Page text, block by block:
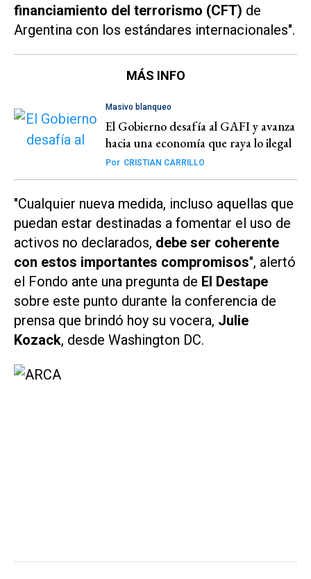
financiamiento del terrorismo (CFT) de
Argentina con los estándares internacionales".
MÁS INFO
Masivo blanqueo
El Gobierno desafía al GAFI y avanza
hacia una economía que raya lo ilegal
Por CRISTIAN CARRILLO
"Cualquier nueva medida, incluso aquellas que
puedan estar destinadas a fomentar el uso de
activos no declarados, debe ser coherente
con estos importantes compromisos", alertó
el Fondo ante una pregunta de El Destape
sobre este punto durante la conferencia de
prensa que brindó hoy su vocera, Julie
Kozack, desde Washington DC.